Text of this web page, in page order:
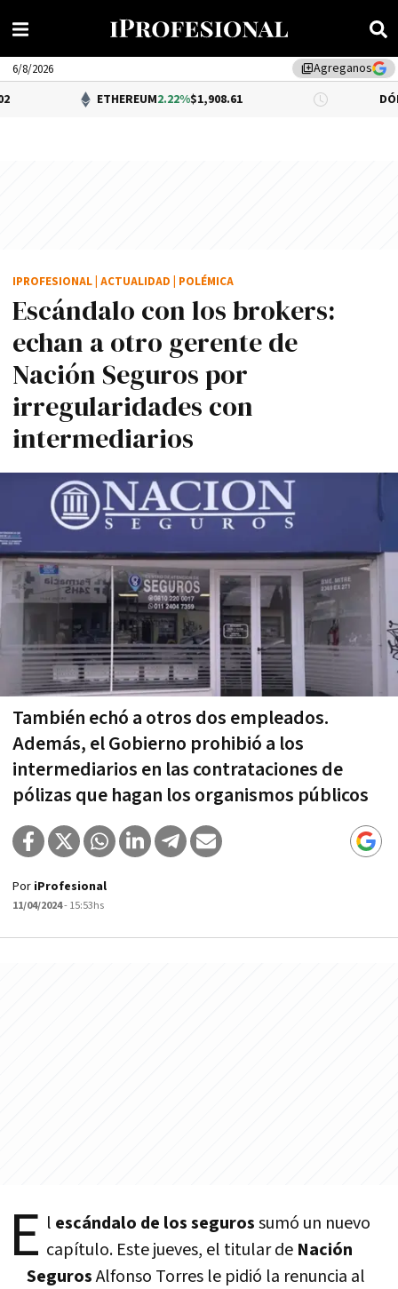
library_addAgreganos
6/8/2026
2.22%$1,908.61 DÓLAR BNA 0.34%
Escándalo con los brokers:
echan a otro gerente de
Nación Seguros por
irregularidades con
intermediarios
También echó a otros dos empleados.
Además, el Gobierno prohibió a los
intermediarios en las contrataciones de
pólizas que hagan los organismos públicos
IPROFESIONAL ACTUALIDAD POLÉMICA
Por iProfesional
11/04/2024- 15:53hs
E l escándalo de los segurossumó un nuevo
capítulo. Este jueves, el titular de Nación
SegurosAlfonso Torres le pidió la renuncia al